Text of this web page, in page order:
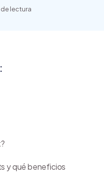
de lectura
y qué beneficios